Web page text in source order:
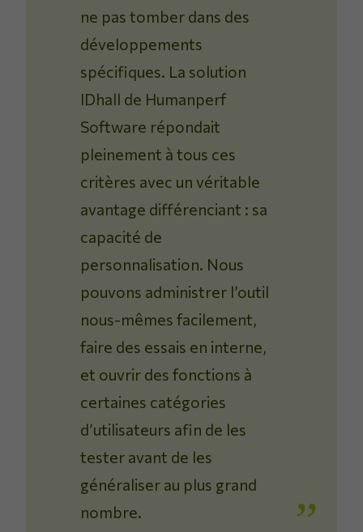
ne pas tomber dans des
développements
spécifiques. La solution
IDhall de Humanperf
Software répondait
pleinement à tous ces
critères avec un véritable
avantage différenciant : sa
capacité de
personnalisation. Nous
pouvons administrer l’outil
nous-mêmes facilement,
faire des essais en interne,
et ouvrir des fonctions à
certaines catégories
d’utilisateurs afin de les
tester avant de les
généraliser au plus grand
nombre.